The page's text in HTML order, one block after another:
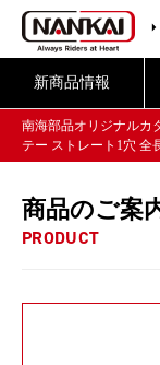
新商品情報
南海部品オリジナルカ
テー ストレート1穴 全
商品のご案
PRODUCT